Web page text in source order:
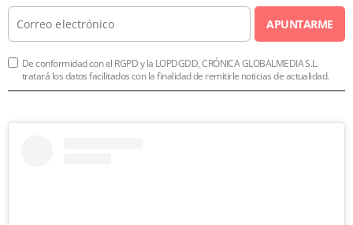
APUNTARME
De conformidad con el RGPD y la LOPDGDD, CRÓNICA GLOBALMEDIA S.L.
tratará los datos facilitados con la finalidad de remitirle noticias de actualidad.